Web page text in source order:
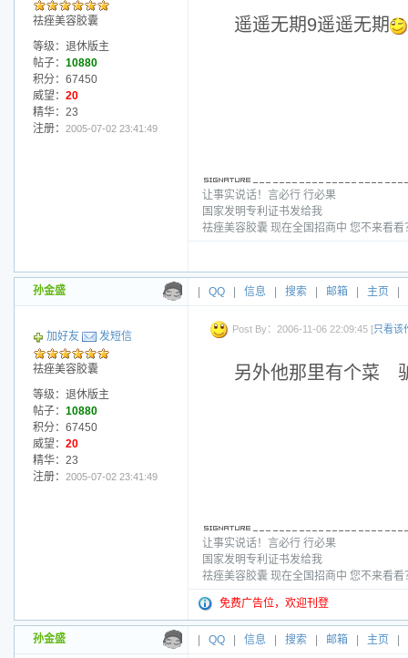
祛痤美容胶囊
等级：退休版主
帖子： 10880
积分：67450
威望： 20
精华：23
注册： 2005-07-02 23:41:49
遥遥无期9遥遥无期
让事实说话！言必行 行必果
国家发明专利证书发给我
祛痤美容胶囊 现在全国招商中 您不来看
孙金盛 QQ 信息 搜索 邮箱 主页
加好友 发短信
祛痤美容胶囊
等级：退休版主
帖子： 10880
积分：67450
威望： 20
精华：23
注册： 2005-07-02 23:41:49
Post By：2006-11-06 22:09:45 [只看该
另外他那里有个菜
让事实说话！言必行 行必果
国家发明专利证书发给我
祛痤美容胶囊 现在全国招商中 您不来看
免费广告位，欢迎刊登
孙金盛 QQ 信息 搜索 邮箱 主页